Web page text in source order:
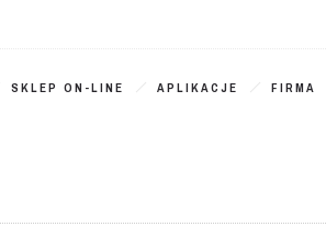
SKLEP ON-LINE APLIKACJE FIRMA